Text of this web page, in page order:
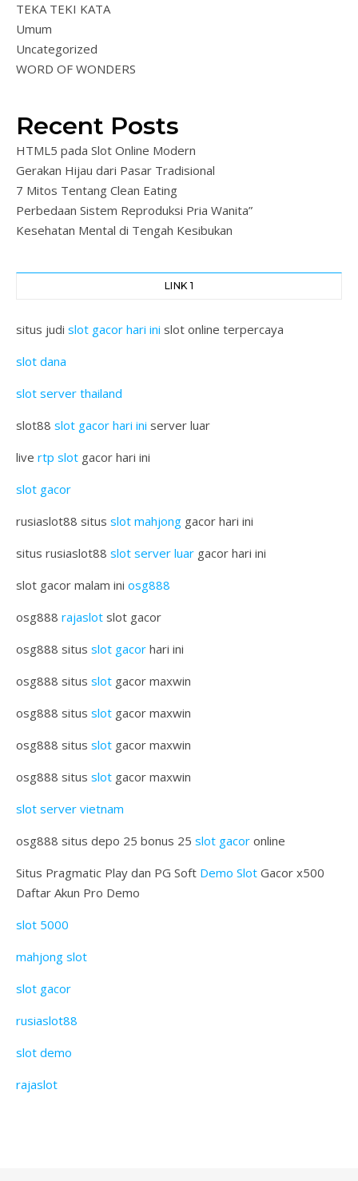
TEKA TEKI KATA
Umum
Uncategorized
WORD OF WONDERS
Recent Posts
HTML5 pada Slot Online Modern
Gerakan Hijau dari Pasar Tradisional
7 Mitos Tentang Clean Eating
Perbedaan Sistem Reproduksi Pria Wanita”
Kesehatan Mental di Tengah Kesibukan
LINK 1
situs judi slot gacor hari ini slot online terpercaya
slot dana
slot server thailand
slot88 slot gacor hari ini server luar
live rtp slot gacor hari ini
slot gacor
rusiaslot88 situs slot mahjong gacor hari ini
situs rusiaslot88 slot server luar gacor hari ini
slot gacor malam ini osg888
osg888 rajaslot slot gacor
osg888 situs slot gacor hari ini
osg888 situs slot gacor maxwin
osg888 situs slot gacor maxwin
osg888 situs slot gacor maxwin
osg888 situs slot gacor maxwin
slot server vietnam
osg888 situs depo 25 bonus 25 slot gacor online
Situs Pragmatic Play dan PG Soft Demo Slot Gacor x500
Daftar Akun Pro Demo
slot 5000
mahjong slot
slot gacor
rusiaslot88
slot demo
rajaslot